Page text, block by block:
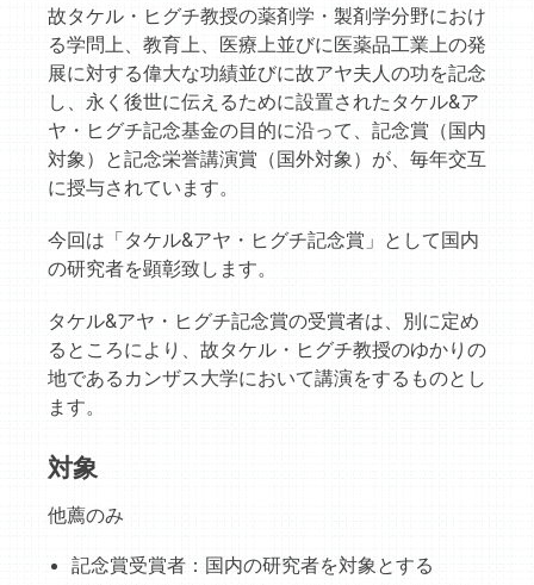
故タケル・ヒグチ教授の薬剤学・製剤学分野におけ
る学問上、教育上、医療上並びに医薬品工業上の発
展に対する偉大な功績並びに故アヤ夫人の功を記念
し、永く後世に伝えるために設置されたタケル&ア
ヤ・ヒグチ記念基金の目的に沿って、記念賞（国内
対象）と記念栄誉講演賞（国外対象）が、毎年交互
に授与されています。
今回は「タケル&アヤ・ヒグチ記念賞」として国内
の研究者を顕彰致します。
タケル&アヤ・ヒグチ記念賞の受賞者は、別に定め
るところにより、故タケル・ヒグチ教授のゆかりの
地であるカンザス大学において講演をするものとし
ます。
対象
他薦のみ
記念賞受賞者：国内の研究者を対象とする